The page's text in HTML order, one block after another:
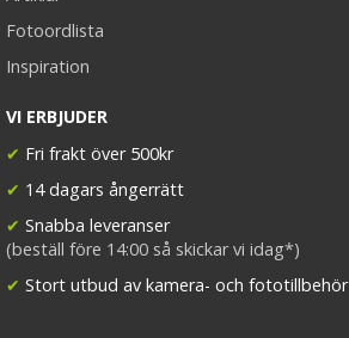
Fotoordlista
Inspiration
VI ERBJUDER
✔ Fri frakt över 500kr
✔ 14 dagars ångerrätt
✔ Snabba leveranser
(beställ före 14:00 så skickar vi idag*)
✔ Stort utbud av kamera- och fototillbehör